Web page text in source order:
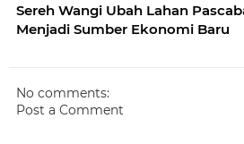
Sereh Wangi Ubah Lahan
Menjadi Sumber Ekonomi Baru
No comments:
Post a Comment